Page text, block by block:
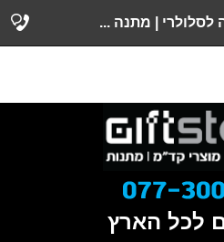
משטח טעינה לסלולרי, מטען לסלולרי, משטח טעינה QI,
אלחוטי, משטח טעינה
לסלולרי | מתנה ...
לכל הארץ